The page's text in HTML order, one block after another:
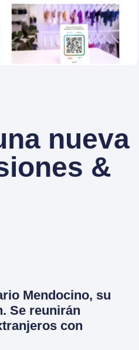
nueva
&
Mendocino, su
Se reunirán
con